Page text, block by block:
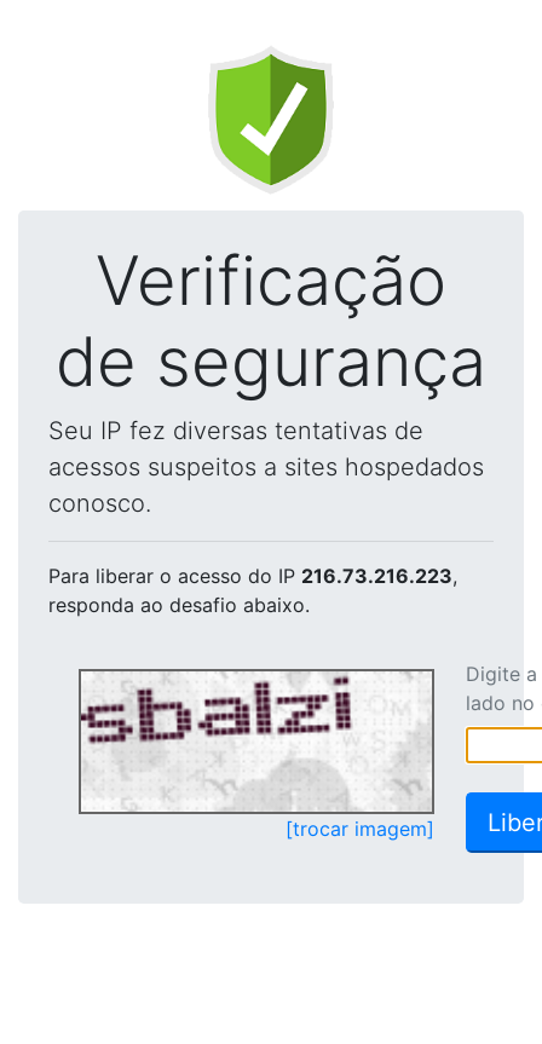
Verificação
de segurança
Seu IP fez diversas tentativas de
acessos suspeitos a sites hospedados
conosco.
Para liberar o acesso do IP 216.73.216.223,
responda ao desafio abaixo.
[trocar imagem]
Digite
lado no